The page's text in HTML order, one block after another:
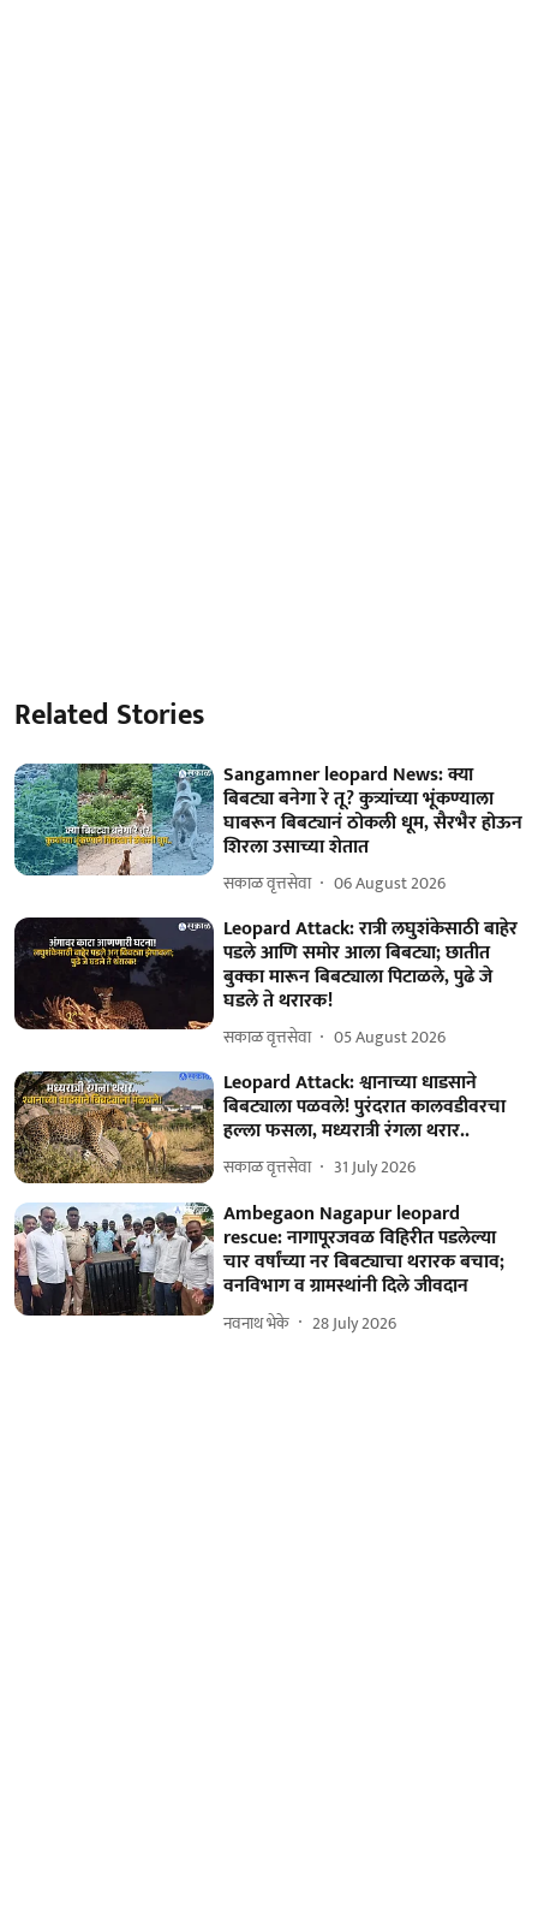
Related Stories
Sangamner leopard News: क्या
बिबट्या बनेगा रे तू? कुत्र्यांच्या भूंकण्याला
घाबरून बिबट्यानं ठोकली धूम, सैरभैर होऊन
शिरला उसाच्या शेतात
सकाळ वृत्तसेवा 06 August 2026
Leopard Attack: रात्री लघुशंकेसाठी बाहेर
पडले आणि समोर आला बिबट्या; छातीत
बुक्का मारून बिबट्याला पिटाळले, पुढे जे
घडले ते थरारक!
सकाळ वृत्तसेवा 05 August 2026
Leopard Attack: श्वानाच्या धाडसाने
बिबट्याला पळवले! पुरंदरात कालवडीवरचा
हल्ला फसला, मध्यरात्री रंगला थरार..
सकाळ वृत्तसेवा 31 July 2026
Ambegaon Nagapur leopard
rescue: नागापूरजवळ विहिरीत पडलेल्या
चार वर्षांच्या नर बिबट्याचा थरारक बचाव;
वनविभाग व ग्रामस्थांनी दिले जीवदान
नवनाथ भेके 28 July 2026